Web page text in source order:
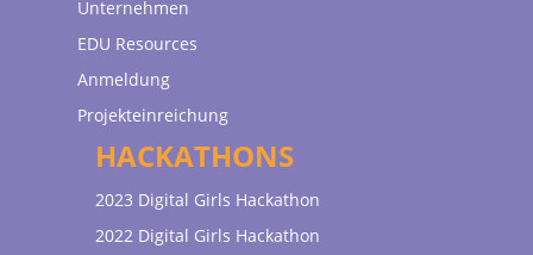
Unternehmen
EDU Resources
Anmeldung
Projekteinreichung
HACKATHONS
2023 Digital Girls Hackathon
2022 Digital Girls Hackathon